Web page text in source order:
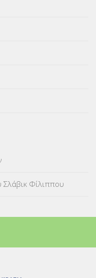
Σλάβικ Φίλιππου